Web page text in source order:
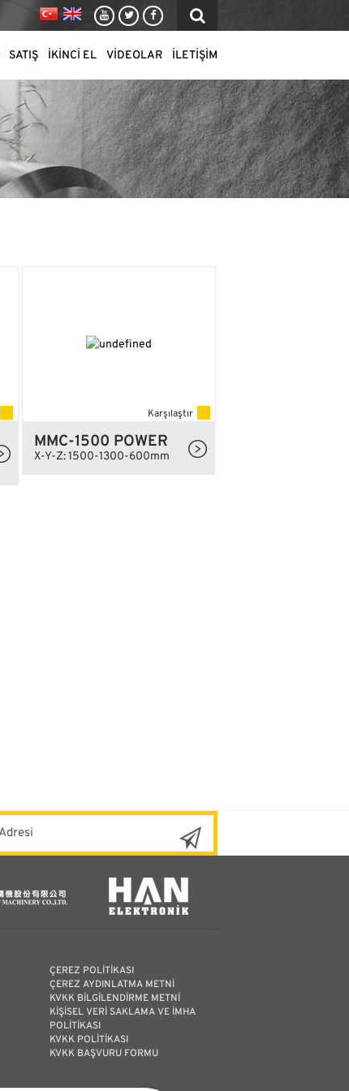
SATIŞ İKİNCİ EL VIDEOLAR İLETİŞİM
Karşılaştır
MMC-1500 POWER
X-Y-Z: 1500-1300-600mm
ÇEREZ POLİTİKASI
ÇEREZ AYDINLATMA METNİ
KVKK BİLGİLENDİRME METNİ
KİŞİSEL VERİ SAKLAMA VE İMHA
POLİTİKASI
KVKK POLİTİKASI
KVKK BAŞVURU FORMU